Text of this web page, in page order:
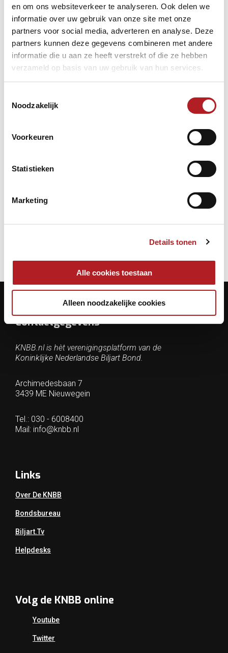
en om ons websiteverkeer te analyseren. Ook delen we
informatie over uw gebruik van onze site met onze
partners voor social media, adverteren en analyse. Deze
partners kunnen deze gegevens combineren met andere
informatie die u aan ze heeft verstrekt of die ze hebben
verzameld op basis van uw gebruik van hun services.
Noodzakelijk
Voorkeuren
Statistieken
Marketing
Details tonen
Alle cookies toestaan
Alleen noodzakelijke cookies
Contactgegevens
KNBB.nl is hèt verenigingsplatform van de
Koninklijke Nederlandse Biljart Bond.
Archimedesbaan 7
3439 ME Nieuwegein
Tel.: 030 - 6008400
Mail: info@knbb.nl
Links
Over De KNBB
Bondsbureau
Biljart.tv
Helpdesks
Volg de KNBB online
Youtube
Twitter